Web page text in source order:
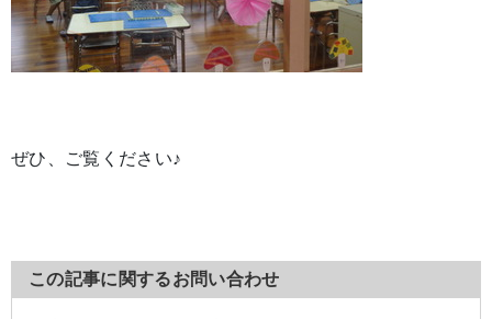
ぜひ、ご覧ください♪
この記事に関するお問い合わせ